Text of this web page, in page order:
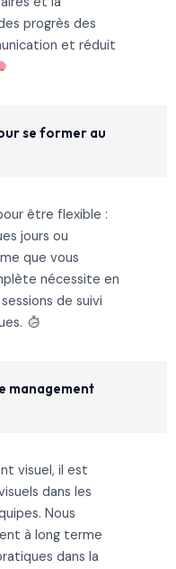
progrès des
et réduit
se former au
être flexible :
jours ou
que vous
nécessite en
de suivi
management
visuel, il est
dans les
Nous
à long terme
dans la